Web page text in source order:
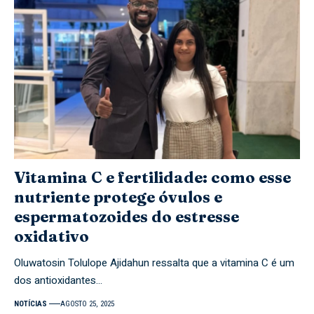
Vitamina C e fertilidade: como esse
nutriente protege óvulos e
espermatozoides do estresse
oxidativo
Oluwatosin Tolulope Ajidahun ressalta que a vitamina C é um
dos antioxidantes…
NOTÍCIAS AGOSTO 25, 2025